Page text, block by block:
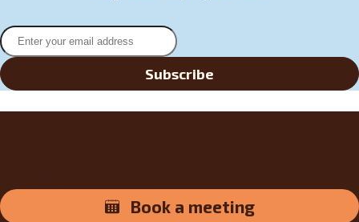
Subscribe
Book a meeting